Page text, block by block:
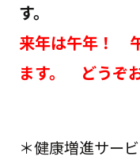
す。
来年は午年！
ます。 どうぞ
＊健康増進サー